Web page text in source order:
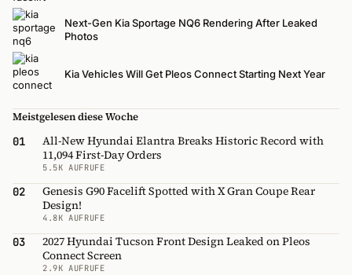
Next-Gen Kia Sportage NQ6 Rendering After Leaked
Photos
Kia Vehicles Will Get Pleos Connect Starting Next Year
Meistgelesen diese Woche
01
All-New Hyundai Elantra Breaks Historic Record with
11,094 First-Day Orders
5.5K AUFRUFE
02
Genesis G90 Facelift Spotted with X Gran Coupe Rear
Design!
4.8K AUFRUFE
03
2027 Hyundai Tucson Front Design Leaked on Pleos
Connect Screen
2.9K AUFRUFE